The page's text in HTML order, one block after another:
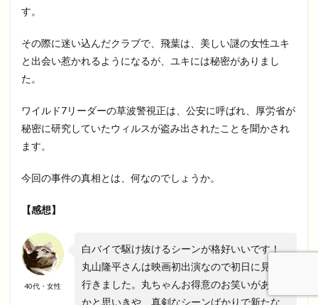
す。
その際に迷い込んだクラブで、飛葉は、美しい謎の女性ユキ
と出会い惹かれるようになるが、ユキには秘密がありまし
た。
ワイルド7リーダーの草波警視正は、公安に呼ばれ、厚労省が
秘密に研究していたウィルスが盗み出されたことを聞かされ
ます。
今回の事件の真相とは、何なのでしょうか。
【感想】
40代・女性
白バイで駆け抜けるシーンが格好いいです！
丸山隆平さんは映画初出演なので初日に見に
行きました。丸ちゃんお得意のお笑いがある
かと思いきや、真剣なシーンばかりで新たな